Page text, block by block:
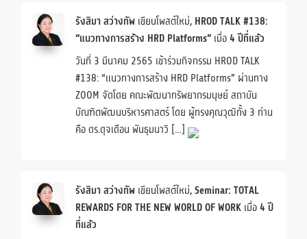
รังสิมา สว่างทัพ เขียนโพสต์ใหม่, HROD TALK #138:
“แนวทางการสร้าง HRD Platforms” เมื่อ 4 ปีที่แล้ว
วันที่ 3 มีนาคม 2565 เข้าร่วมกิจกรรม HROD TALK
#138: “แนวทางการสร้าง HRD Platforms” ผ่านทาง
ZOOM จัดโดย คณะพัฒนาทรัพยากรมนุษย์ สถาบัน
บัณฑิตพัฒนบริหารศาสตร์ โดย ผู้ทรงคุณวุฒิทั้ง 3 ท่าน
คือ ดร.ดุจเดือน พันธุมนาวิ […]
รังสิมา สว่างทัพ เขียนโพสต์ใหม่,Seminar: TOTAL
REWARDS FOR THE NEW WORLD OF WORK เมื่อ 4 ปี
ที่แล้ว